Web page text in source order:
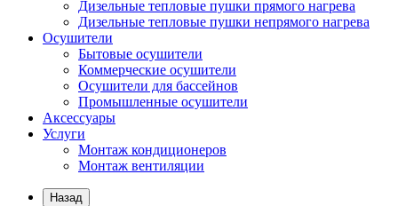
Дизельные тепловые пушки прямого нагрева
Дизельные тепловые пушки непрямого нагрева
Осушители
Бытовые осушители
Коммерческие осушители
Осушители для бассейнов
Промышленные осушители
Аксессуары
Услуги
Монтаж кондиционеров
Монтаж вентиляции
Назад